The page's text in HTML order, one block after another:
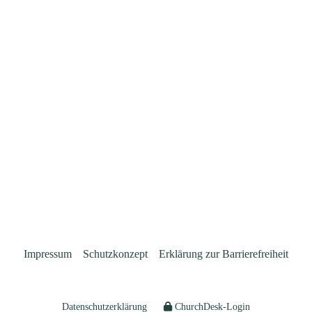
Impressum Schutzkonzept Erklärung zur Barrierefreiheit
Datenschutzerklärung ChurchDesk-Login